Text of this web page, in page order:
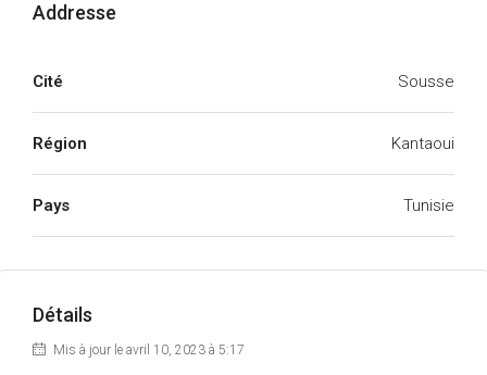
Addresse
Cité Sousse
Région Kantaoui
Pays Tunisie
Détails
Mis à jour le avril 10, 2023 à 5:17